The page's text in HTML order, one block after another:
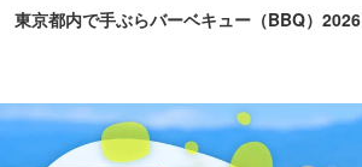
東京都内で手ぶらバーベキュー（BBQ）2026